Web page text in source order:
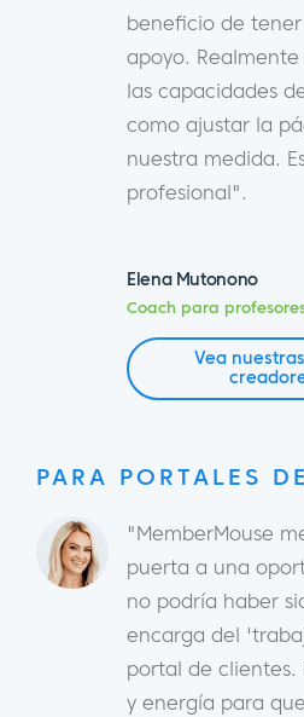
beneficio de
apoyo.
las capacidades
como ajustar la
nuestra medida.
profesional".
Elena Mutonono
Coach para
Vea
PARA PORTALES
"MemberMouse
puerta a una
no podría haber
encarga del
portal de clientes.
y energía para